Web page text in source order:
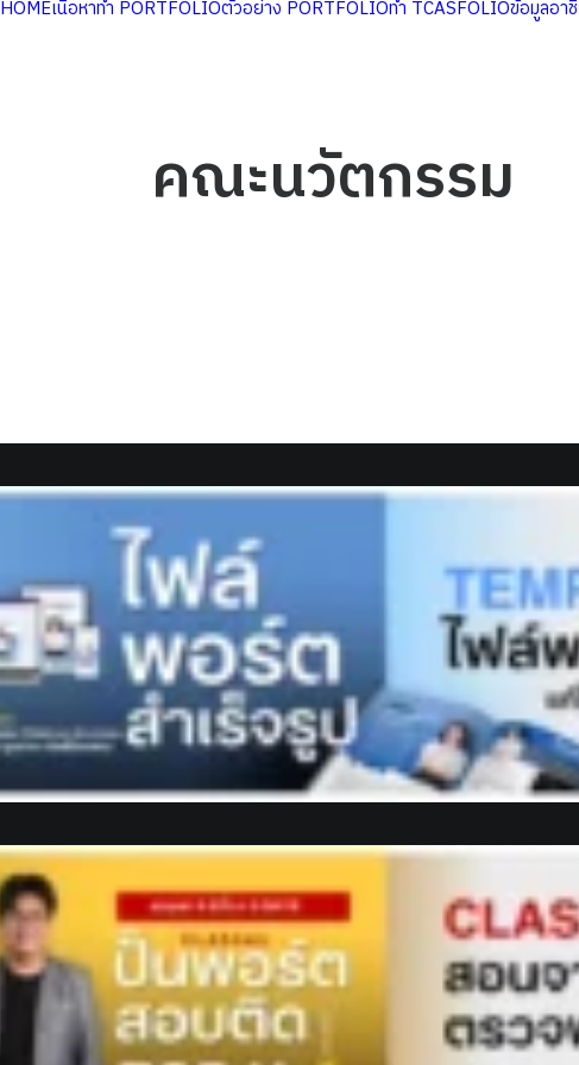
HOMEเนื้อหาทำ PORTFOLIOตัวอย่าง PORTFOLIOทำ TCASFOLIOข้อมูลอา
คณะนวัตกรรม